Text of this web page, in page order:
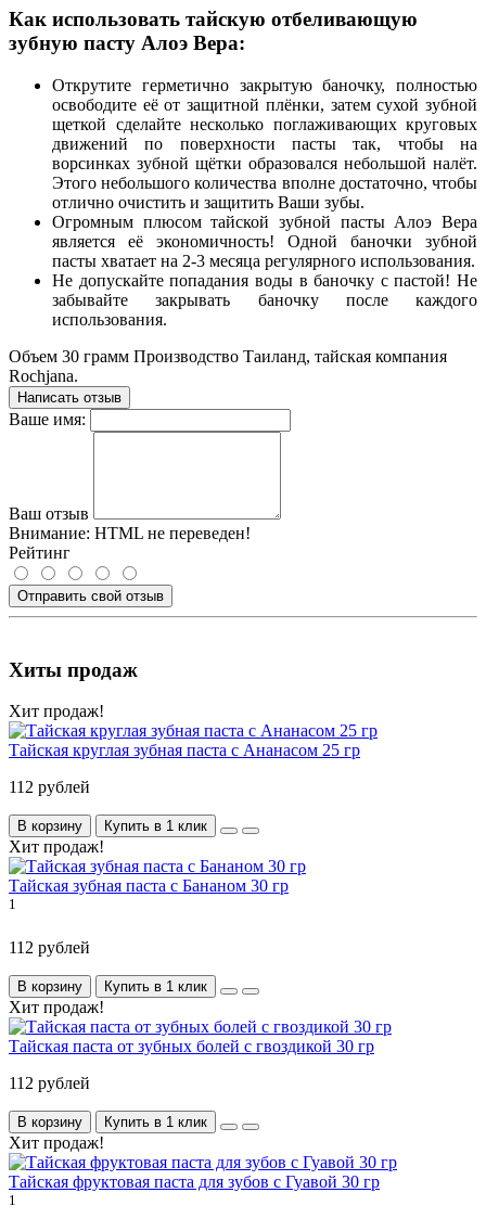
Как использовать тайскую отбеливающую
зубную пасту Алоэ Вера:
Открутите герметично закрытую баночку, полностью
освободите её от защитной плёнки, затем сухой зубной
щеткой сделайте несколько поглаживающих круговых
движений по поверхности пасты так, чтобы на
ворсинках зубной щётки образовался небольшой налёт.
Этого небольшого количества вполне достаточно, чтобы
отлично очистить и защитить Ваши зубы.
Огромным плюсом тайской зубной пасты Алоэ Вера
является её экономичность! Одной баночки зубной
пасты хватает на 2-3 месяца регулярного использования.
Не допускайте попадания воды в баночку с пастой! Не
забывайте закрывать баночку после каждого
использования.
Объем 30 грамм Производство Таиланд, тайская компания
Rochjana.
Написать отзыв
Ваше имя:
Ваш отзыв
Внимание: HTML не переведен!
Рейтинг
Отправить свой отзыв
Хиты продаж
Хит продаж!
Тайская круглая зубная паста с Ананасом 25 гр
112 рублей
В корзину Купить в 1 клик
Хит продаж!
Тайская зубная паста с Бананом 30 гр
1
112 рублей
В корзину Купить в 1 клик
Хит продаж!
Тайская паста от зубных болей с гвоздикой 30 гр
112 рублей
В корзину Купить в 1 клик
Хит продаж!
Тайская фруктовая паста для зубов с Гуавой 30 гр
1